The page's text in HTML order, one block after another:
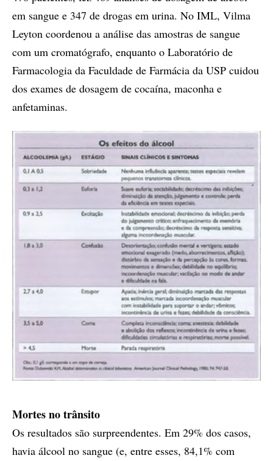
em sangue e 347 de drogas em urina. No IML, Vilma
Leyton coordenou a análise das amostras de sangue
com um cromatógrafo, enquanto o Laboratório de
Farmacologia da Faculdade de Farmácia da USP cuidou
dos exames de dosagem de cocaína, maconha e
anfetaminas.
Mortes no trânsito
Os resultados são surpreendentes. Em 29% dos casos,
havia álcool no sangue (e, entre esses, 84,1% com